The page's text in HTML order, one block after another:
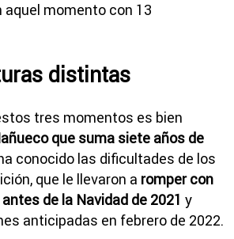
aquel momento con 13
distintas
tres momentos es bien
que suma siete años de
conocido las dificultades de los
que le llevaron a romper con
de la Navidad de 2021 y
anticipadas en febrero de 2022.